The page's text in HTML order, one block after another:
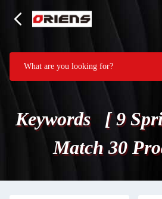
Keywords [ 9
Match 30